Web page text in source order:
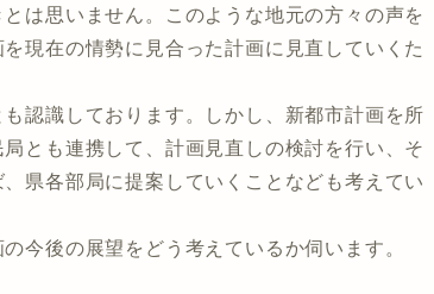
は思いません。このような地元の方々の声を
現在の情勢に見合った計画に見直していくた
認識しております。しかし、新都市計画を所
とも連携して、計画見直しの検討を行い、そ
県各部局に提案していくことなども考えてい
今後の展望をどう考えているか伺います。